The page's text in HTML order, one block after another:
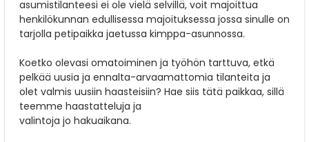
asumistilanteesi ei ole vielä selvillä, voit majoittua
henkilökunnan edullisessa majoituksessa jossa sinulle on
tarjolla petipaikka jaetussa kimppa-asunnossa.
Koetko olevasi omatoiminen ja työhön tarttuva, etkä
pelkää uusia ja ennalta-arvaamattomia tilanteita ja
olet valmis uusiin haasteisiin? Hae siis tätä paikkaa, sillä
teemme haastatteluja ja
valintoja jo hakuaikana.